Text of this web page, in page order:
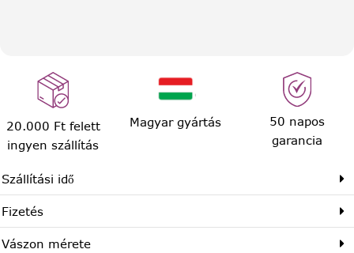
20.000 Ft felett
ingyen szállítás
Magyar gyártás
50 napos
garancia
Szállítási idő
Fizetés
Vászon mérete